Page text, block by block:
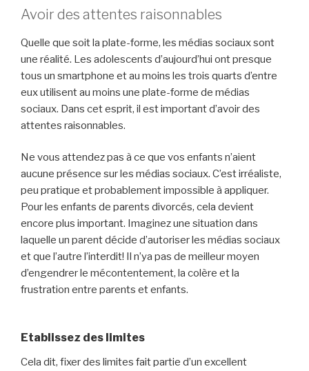
Avoir des attentes raisonnables
Quelle que soit la plate-forme, les médias sociaux sont
une réalité. Les adolescents d’aujourd’hui ont presque
tous un smartphone et au moins les trois quarts d’entre
eux utilisent au moins une plate-forme de médias
sociaux. Dans cet esprit, il est important d’avoir des
attentes raisonnables.
Ne vous attendez pas à ce que vos enfants n’aient
aucune présence sur les médias sociaux. C’est irréaliste,
peu pratique et probablement impossible à appliquer.
Pour les enfants de parents divorcés, cela devient
encore plus important. Imaginez une situation dans
laquelle un parent décide d’autoriser les médias sociaux
et que l’autre l’interdit! Il n’ya pas de meilleur moyen
d’engendrer le mécontentement, la colère et la
frustration entre parents et enfants.
Etablissez des limites
Cela dit, fixer des limites fait partie d’un excellent